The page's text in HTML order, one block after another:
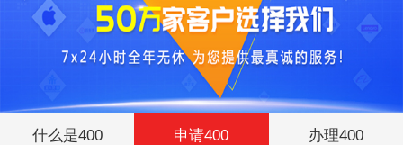
什么是400 申请400 办理400